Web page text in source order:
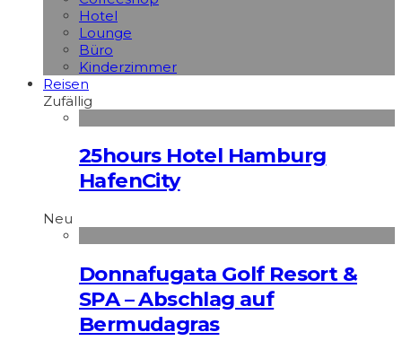
Hotel
Lounge
Büro
Kinderzimmer
Reisen
Zufällig
25hours Hotel Hamburg
HafenCity
Neu
Donnafugata Golf Resort &
SPA – Abschlag auf
Bermudagras